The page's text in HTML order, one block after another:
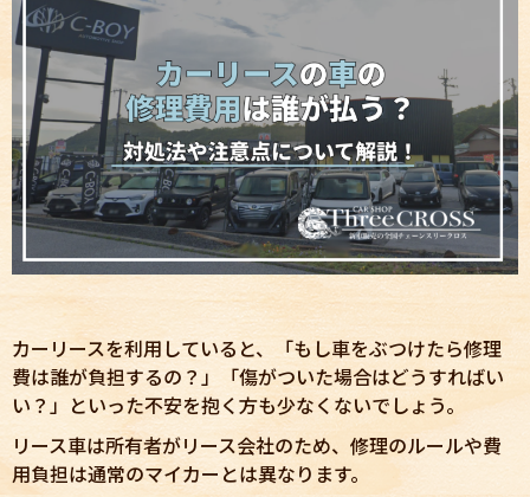
カーリースを利用していると、「もし車をぶつけたら修理
費は誰が負担するの？」「傷がついた場合はどうすればい
い？」といった不安を抱く方も少なくないでしょう。
リース車は所有者がリース会社のため、修理のルールや費
用負担は通常のマイカーとは異なります。